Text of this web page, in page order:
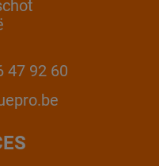
47 92 60